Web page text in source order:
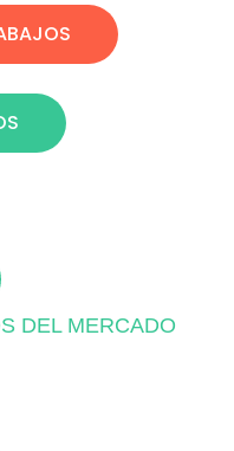
DEL MERCADO